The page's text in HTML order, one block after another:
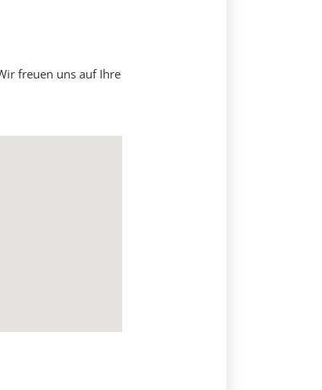
freuen uns auf Ihre